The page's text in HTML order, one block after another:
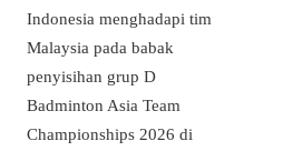
Indonesia menghadapi tim
Malaysia pada babak
penyisihan grup D
Badminton Asia Team
Championships 2026 di